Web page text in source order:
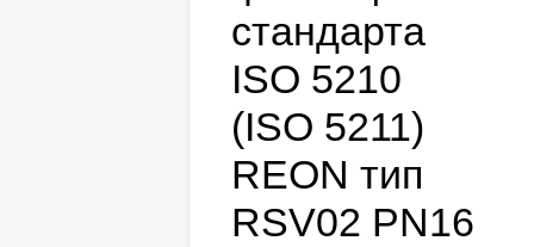
стандарта
ISO 5210
(ISO 5211)
REON тип
RSV02 PN16